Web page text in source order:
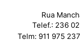
Rua
Telef.: 236
Telm: 911 975